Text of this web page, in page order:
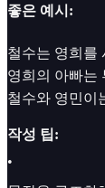
좋은 예시:
철수는 영희를
영희의 아빠는
철수와 영민이
작성 팁:
•